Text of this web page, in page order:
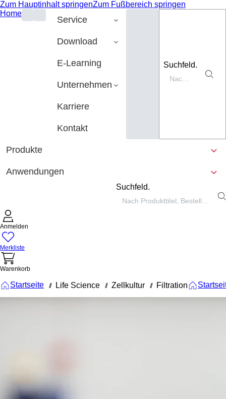
Zum Hauptinhalt springenZum Fußbereich springen
Home
Service
Download
E-Learning
Unternehmen
Karriere
Kontakt
Suchfeld.
Produkte
Anwendungen
Suchfeld.
Anmelden
Merkliste
Warenkorb
Startseite /// Life Science /// Zellkultur /// Filtration